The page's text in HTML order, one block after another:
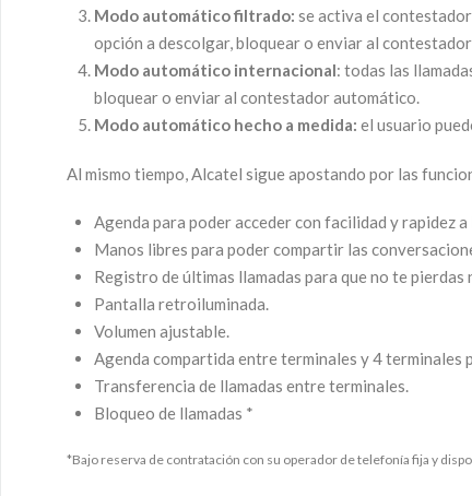
Modo automático filtrado: se activa el
opción a descolgar, bloquear o enviar al
Modo automático internacional: todas las
bloquear o enviar al contestador automático.
Modo automático hecho a medida: el usuario
Al mismo tiempo, Alcatel sigue apostando por las
Agenda para poder acceder con facilidad y rapidez
Manos libres para poder compartir las
Registro de últimas llamadas para que no te
Pantalla retroiluminada.
Volumen ajustable.
Agenda compartida entre terminales y 4 terminales
Transferencia de llamadas entre terminales.
Bloqueo de llamadas *
*Bajo reserva de contratación con su operador de telefonía fija y